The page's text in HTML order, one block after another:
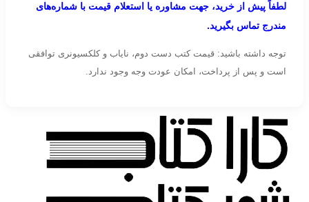
لطفاً پیش از خرید، جهت مشاوره یا استعلام قیمت با شماره‌های
مندرج تماس بگیرید.
توجه داشته باشید: قیمت کتب دست دوم، نایاب و کلکسیونری توافقی
است و پس از پرداخت، امکان عودت وجه وجود ندارد.